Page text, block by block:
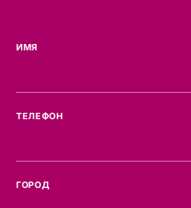
ИМЯ
ТЕЛЕФОН
ГОРОД